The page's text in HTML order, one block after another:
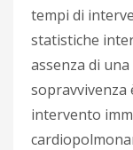
tempi di
statistiche
assenza di
sopravvivenza
intervento